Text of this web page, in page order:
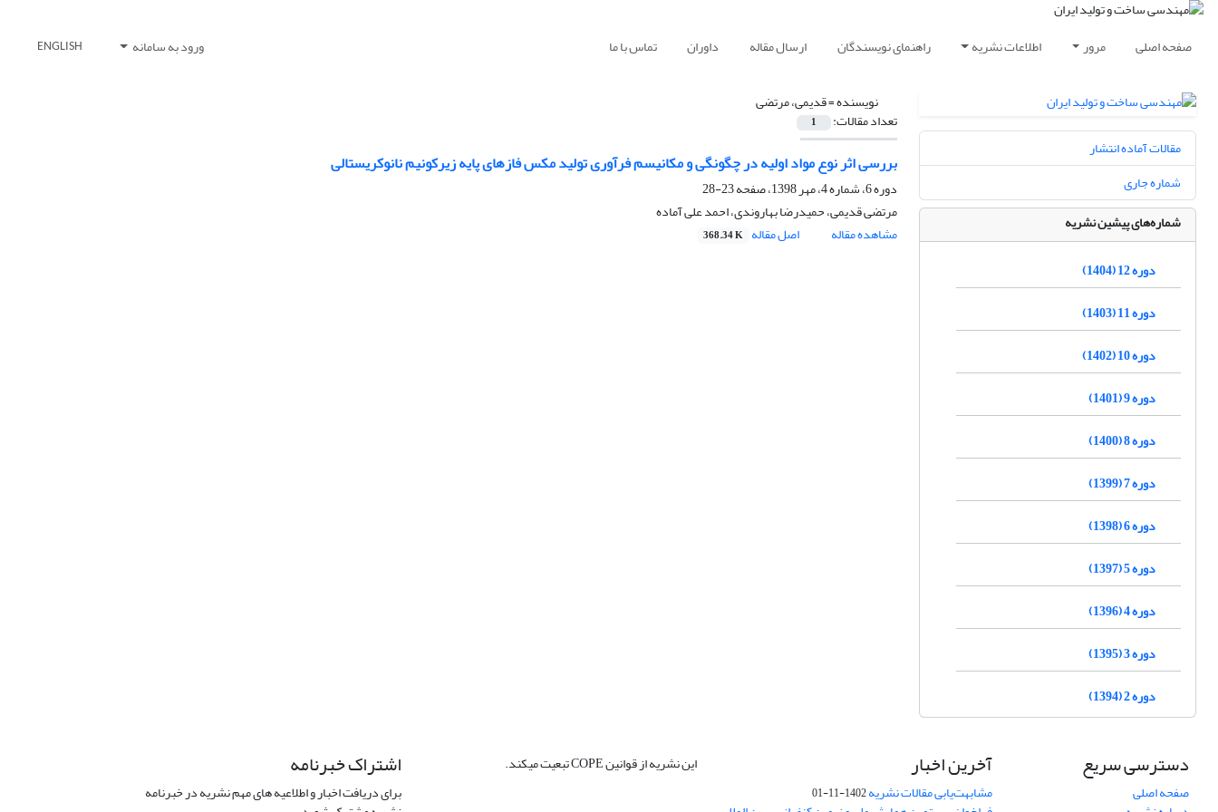
صفحه اصلی مرور اطلاعات نشریه راهنمای نویسندگان ارسال مقاله داوران تماس با ما ورود به سامانه ENGLISH
نویسنده =قدیمی، مرتضی
تعداد مقالات: 1
بررسی اثر نوع مواد اولیه در چگونگی و مکانیسم فرآوری تولید مکس فازهای پایه زیرکونیم نانوکریستالی
دوره 6، شماره 4، مهر 1398، صفحه
23-28
مرتضی قدیمی، حمیدرضا بهاروندی، احمد علی آماده
مشاهده مقاله
اصل مقاله 368.34 K
مقالات آماده انتشار
شماره جاری
شماره‌های پیشین نشریه
دوره 12 (1404)
دوره 11 (1403)
دوره 10 (1402)
دوره 9 (1401)
دوره 8 (1400)
دوره 7 (1399)
دوره 6 (1398)
دوره 5 (1397)
دوره 4 (1396)
دوره 3 (1395)
دوره 2 (1394)
دسترسی سریع
صفحه اصلی
آخرین اخبار
مشابهت‌یابی مقالات نشریه1402-11-01
این نشریه از قوانین COPE تبعیت میکند. اشتراک خبرنامه
برای دریافت اخبار و اطلاعیه های مهم نشریه در خبرنامه